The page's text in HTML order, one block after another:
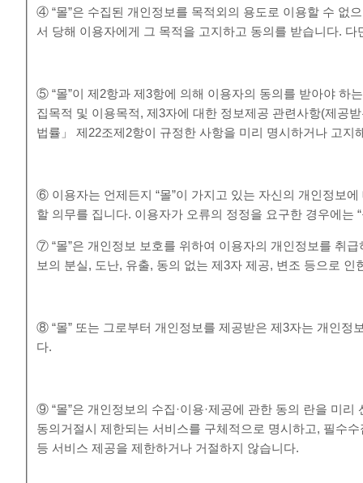
④ “몰”은 수집된 개인정보를 목적외의 용도로 이용할 수 없
서 당해 이용자에게 그 목적을 고지하고 동의를 받습니다.
⑤ “몰”이 제2항과 제3항에 의해 이용자의 동의를 받아야 하
집목적 및 이용목적, 제3자에 대한 정보제공 관련사항(제공
법률」 제22조제2항이 규정한 사항을 미리 명시하거나 고
⑥ 이용자는 언제든지 “몰”이 가지고 있는 자신의 개인정보
할 의무를 집니다. 이용자가 오류의 정정을 요구한 경우에는
⑦ “몰”은 개인정보 보호를 위하여 이용자의 개인정보를 취
보의 분실, 도난, 유출, 동의 없는 제3자 제공, 변조 등으로
⑧ “몰” 또는 그로부터 개인정보를 제공받은 제3자는 개인
다.
⑨ “몰”은 개인정보의 수집·이용·제공에 관한 동의 란을 미
동의거절시 제한되는 서비스를 구체적으로 명시하고, 필수
등 서비스 제공을 제한하거나 거절하지 않습니다.